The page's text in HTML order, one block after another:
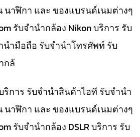
าฬิกา และ ของแบรนด์เนมต่างๆ
รับจำนำกล้อง Nikon บริการ รับ
ำมือถือ รับจำนำโทรศัพท์ รับ
กล้
ริการ รับจำนำสินค้าไอที รับจำนำ
าฬิกา และ ของแบรนด์เนมต่างๆ
รับจำนำกล้อง DSLR บริการ รับ